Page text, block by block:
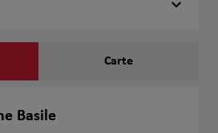
Carte
Basile